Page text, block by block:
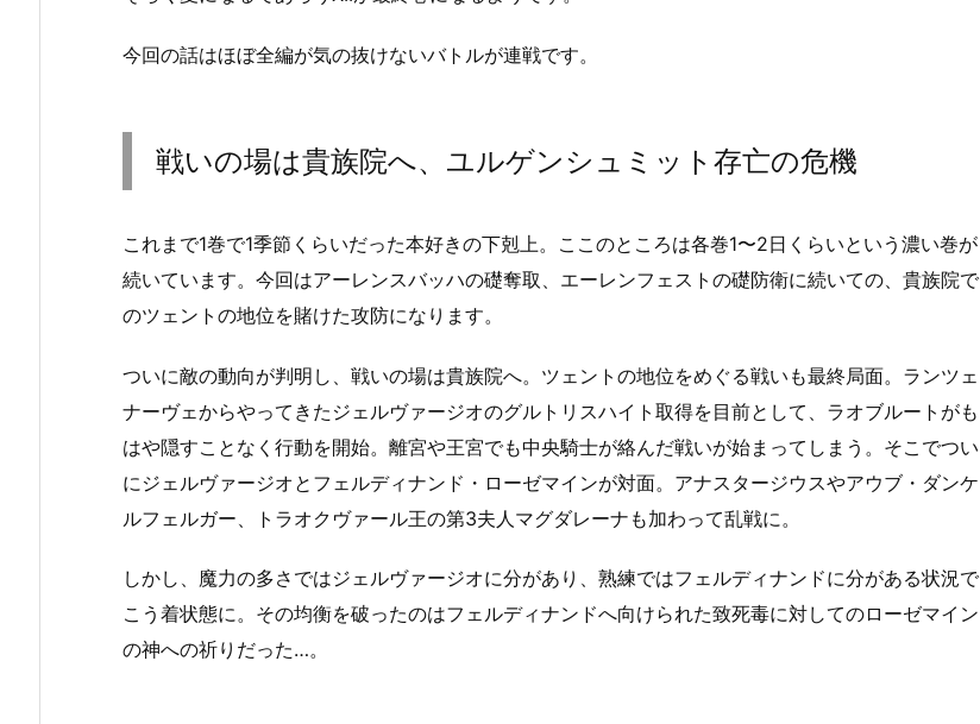
今回の話はほぼ全編が気の抜けないバトルが連戦です。
戦いの場は貴族院へ、ユルゲンシュミット存亡の危機
これまで1巻で1季節くらいだった本好きの下剋上。ここのところは各巻1〜2日くらいという濃い巻が
続いています。今回はアーレンスバッハの礎奪取、エーレンフェストの礎防衛に続いての、貴族院で
のツェントの地位を賭けた攻防になります。
ついに敵の動向が判明し、戦いの場は貴族院へ。ツェントの地位をめぐる戦いも最終局面。ランツェ
ナーヴェからやってきたジェルヴァージオのグルトリスハイト取得を目前として、ラオブルートがも
はや隠すことなく行動を開始。離宮や王宮でも中央騎士が絡んだ戦いが始まってしまう。そこでつい
にジェルヴァージオとフェルディナンド・ローゼマインが対面。アナスタージウスやアウブ・ダンケ
ルフェルガー、トラオクヴァール王の第3夫人マグダレーナも加わって乱戦に。
しかし、魔力の多さではジェルヴァージオに分があり、熟練ではフェルディナンドに分がある状況で
こう着状態に。その均衡を破ったのはフェルディナンドへ向けられた致死毒に対してのローゼマイン
の神への祈りだった…。